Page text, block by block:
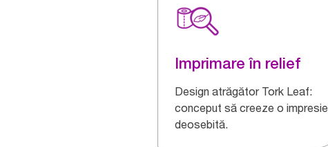
Imprimare în relief
Design atrăgător Tork Leaf:
conceput să creeze o impresie
deosebită.